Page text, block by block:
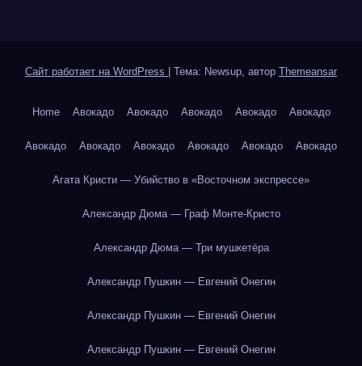
Сайт работает на WordPress Тема: Newsup, автор Themeansar
Home Авокадо Авокадо Авокадо Авокадо Авокадо
Авокадо Авокадо Авокадо Авокадо Авокадо Авокадо
Агата Кристи — Убийство в «Восточном экспрессе»
Александр Дюма — Граф Монте-Кристо
Александр Дюма — Три мушкетёра
Александр Пушкин — Евгений Онегин
Александр Пушкин — Евгений Онегин
Александр Пушкин — Евгений Онегин